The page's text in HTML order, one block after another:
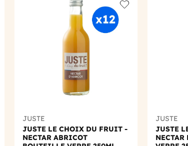
JUSTE
JUSTE LE CHOIX DU FRUIT -
NECTAR ABRICOT
JUSTE
JUSTE